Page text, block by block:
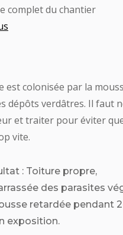
complet du chantier
est colonisée par la
dépôts verdâtres. Il faut
et traiter pour éviter
vite.
: Toiture propre,
des parasites
retardée pendant
exposition.